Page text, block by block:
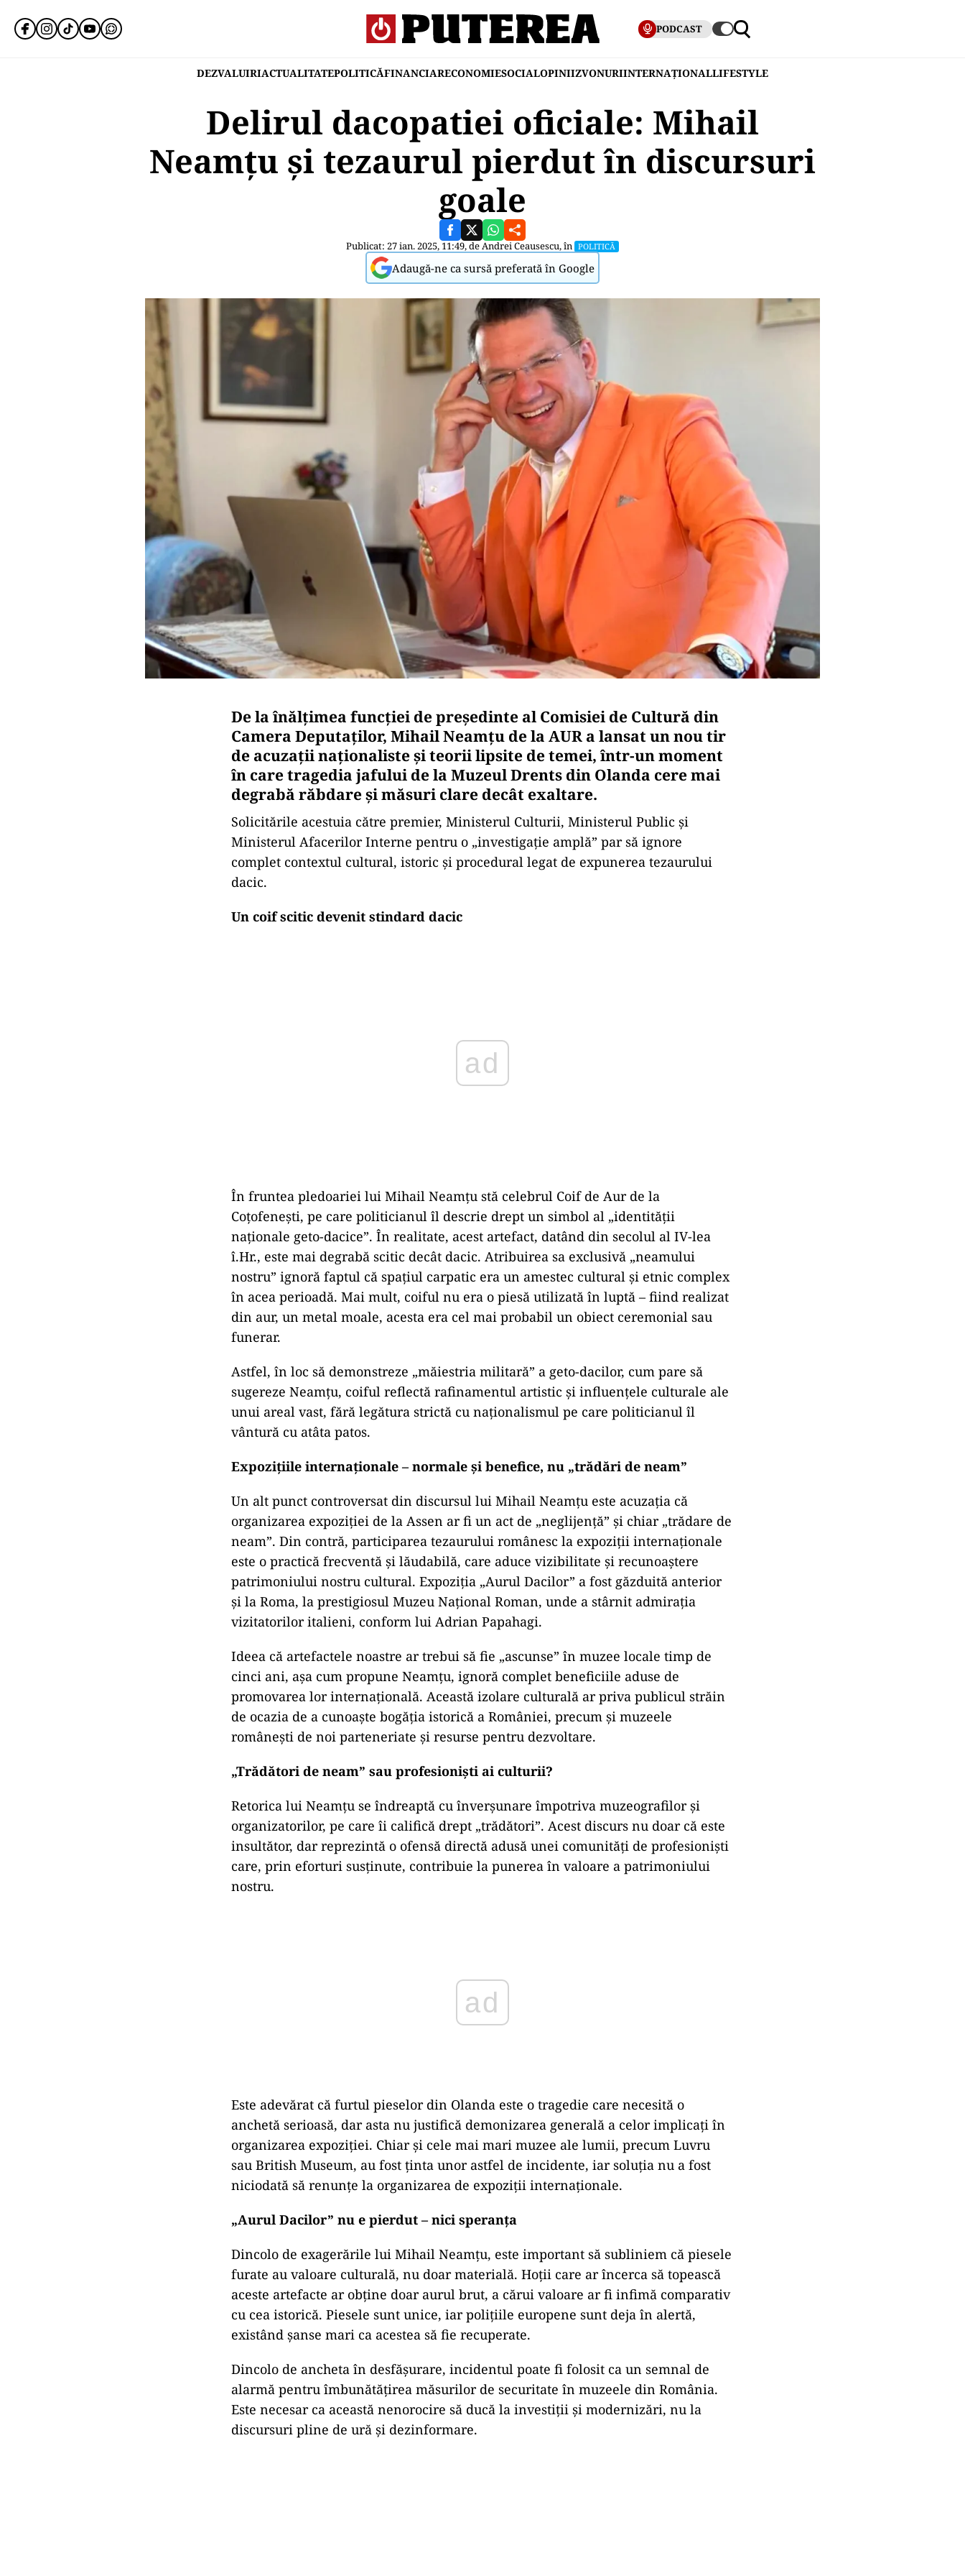
PODCAST
DEZVALUIRIACTUALITATEPOLITICĂFINANCIARECONOMIESOCIALOPINIIZVONURIINTERNAȚIONALLIFESTYLE
Delirul dacopatiei oficiale: Mihail
Neamțu și tezaurul pierdut în discursuri
goale
Publicat: 27 ian. 2025, 11:49, deAndrei Ceausescu, în POLITICĂ
Adaugă-ne ca sursă preferată în Google
De la înălțimea funcției de președinte al Comisiei de Cultură din
Camera Deputaților, Mihail Neamțu de la AUR a lansat un nou tir
de acuzații naționaliste și teorii lipsite de temei, într-un moment
în care tragedia jafului de la Muzeul Drents din Olanda cere mai
degrabă răbdare și măsuri clare decât exaltare.
Solicitările acestuia către premier, Ministerul Culturii, Ministerul Public și
Ministerul Afacerilor Interne pentru o „investigație amplă” par să ignore
complet contextul cultural, istoric și procedural legat de expunerea tezaurului
dacic.
Un coif scitic devenit stindard dacic
În fruntea pledoariei lui Mihail Neamțu stă celebrul Coif de Aur de la
Coțofenești, pe care politicianul îl descrie drept un simbol al „identității
naționale geto-dacice”. În realitate, acest artefact, datând din secolul al IV-lea
î.Hr., este mai degrabă scitic decât dacic. Atribuirea sa exclusivă „neamului
nostru” ignoră faptul că spațiul carpatic era un amestec cultural și etnic complex
în acea perioadă. Mai mult, coiful nu era o piesă utilizată în luptă – fiind realizat
din aur, un metal moale, acesta era cel mai probabil un obiect ceremonial sau
funerar.
Astfel, în loc să demonstreze „măiestria militară” a geto-dacilor, cum pare să
sugereze Neamțu, coiful reflectă rafinamentul artistic și influențele culturale ale
unui areal vast, fără legătura strictă cu naționalismul pe care politicianul îl
vântură cu atâta patos.
Expozițiile internaționale – normale și benefice, nu „trădări de neam”
Un alt punct controversat din discursul lui Mihail Neamțu este acuzația că
organizarea expoziției de la Assen ar fi un act de „neglijență” și chiar „trădare de
neam”. Din contră, participarea tezaurului românesc la expoziții internaționale
este o practică frecventă și lăudabilă, care aduce vizibilitate și recunoaștere
patrimoniului nostru cultural. Expoziția „Aurul Dacilor” a fost găzduită anterior
și la Roma, la prestigiosul Muzeu Național Roman, unde a stârnit admirația
vizitatorilor italieni, conform lui Adrian Papahagi.
Ideea că artefactele noastre ar trebui să fie „ascunse” în muzee locale timp de
cinci ani, așa cum propune Neamțu, ignoră complet beneficiile aduse de
promovarea lor internațională. Această izolare culturală ar priva publicul străin
de ocazia de a cunoaște bogăția istorică a României, precum și muzeele
românești de noi parteneriate și resurse pentru dezvoltare.
„Trădători de neam” sau profesioniști ai culturii?
Retorica lui Neamțu se îndreaptă cu înverșunare împotriva muzeografilor și
organizatorilor, pe care îi califică drept „trădători”. Acest discurs nu doar că este
insultător, dar reprezintă o ofensă directă adusă unei comunități de profesioniști
care, prin eforturi susținute, contribuie la punerea în valoare a patrimoniului
nostru.
ad
Este adevărat că furtul pieselor din Olanda este o tragedie care necesită o
anchetă serioasă, dar asta nu justifică demonizarea generală a celor implicați în
organizarea expoziției. Chiar și cele mai mari muzee ale lumii, precum Luvru
sau British Museum, au fost ținta unor astfel de incidente, iar soluția nu a fost
niciodată să renunțe la organizarea de expoziții internaționale.
„Aurul Dacilor” nu e pierdut – nici speranța
Dincolo de exagerările lui Mihail Neamțu, este important să subliniem că piesele
furate au valoare culturală, nu doar materială. Hoții care ar încerca să topească
aceste artefacte ar obține doar aurul brut, a cărui valoare ar fi infimă comparativ
cu cea istorică. Piesele sunt unice, iar polițiile europene sunt deja în alertă,
existând șanse mari ca acestea să fie recuperate.
Dincolo de ancheta în desfășurare, incidentul poate fi folosit ca un semnal de
alarmă pentru îmbunătățirea măsurilor de securitate în muzeele din România.
Este necesar ca această nenorocire să ducă la investiții și modernizări, nu la
discursuri pline de ură și dezinformare.